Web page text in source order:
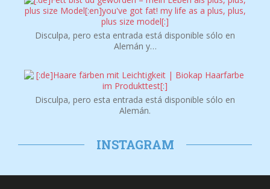
Disculpa, pero esta entrada está disponible sólo en
Alemán y…
Disculpa, pero esta entrada está disponible sólo en
Alemán.
INSTAGRAM